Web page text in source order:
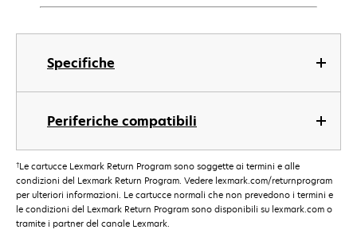
Specifiche
Periferiche compatibili
†Le cartucce Lexmark Return Program sono soggette ai termini e alle
condizioni del Lexmark Return Program. Vedere lexmark.com/returnprogram
per ulteriori informazioni. Le cartucce normali che non prevedono i termini e
le condizioni del Lexmark Return Program sono disponibili su lexmark.com o
tramite i partner del canale Lexmark.